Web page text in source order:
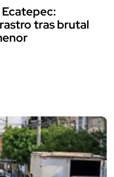
tras brutal